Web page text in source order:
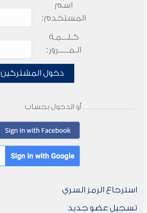
اسم
المستخدم:
كـلـــمـة
الـمـــــرور:
دخول المشتركين
أو الدخول بحساب
استرجاع الرمز السري
تسجيل عضو جديد